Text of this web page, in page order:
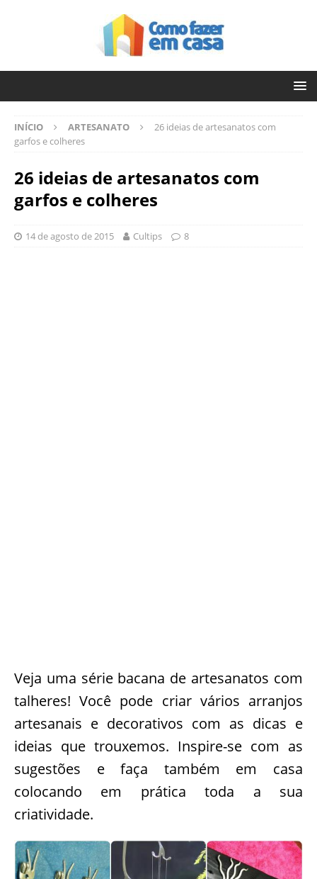
INÍCIO ARTESANATO
26 ideias de artesanatos com
garfos e colheres
26 ideias de artesanatos com
garfos e colheres
14 de agosto de 2015 Cultips 8
Veja uma série bacana de artesanatos com
talheres! Você pode criar vários arranjos
artesanais e decorativos com as dicas e
ideias que trouxemos. Inspire-se com as
sugestões e faça também em casa
colocando em prática toda a sua
criatividade.